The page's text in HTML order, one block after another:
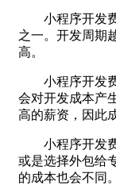
小程序开发费
之一。开发周期
高。
小程序开发费
会对开发成本产
高的薪资，因此
小程序开发费
或是选择外包给
的成本也会不同。